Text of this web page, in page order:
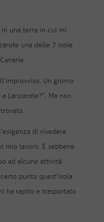
una terra in cui mi
una delle 7 isole
Un giorno
Lanzarote?”. Ma non
di rivedere
mio lavoro. E sebbene
ad alcune attività
punto quest’isola
ha rapito e trasportato